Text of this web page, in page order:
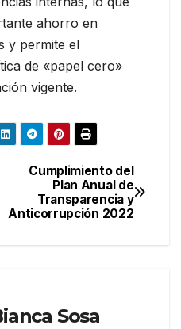
ahorro en
y permite el
de «papel cero»
vigente.
Cumplimiento del
Plan Anual de
Transparencia y
Anticorrupción 2022
Sosa